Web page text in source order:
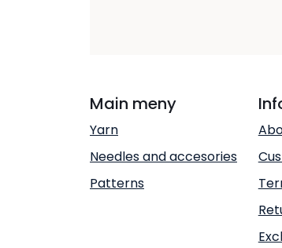
Main meny
Yarn
Needles and accesories
Patterns